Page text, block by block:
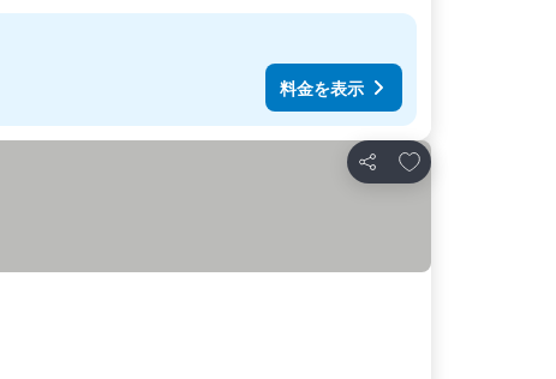
料金を表示
シェア
お気に入りに追加